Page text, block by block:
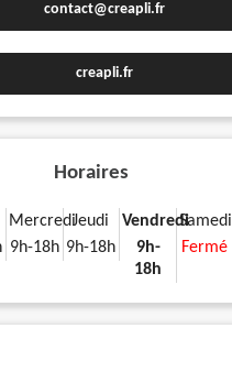
contact@creapli.fr
creapli.fr
Horaires
Mercredi
9h-18h
Jeudi
9h-18h
Vendredi
9h-
18h
Samedi
Fermé